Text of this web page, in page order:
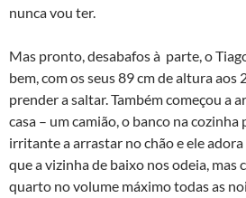
nunca vou ter.
Mas pronto, desabafos à parte, o
bem, com os seus 89 cm de altura aos
prender a saltar. Também começou a
casa – um camião, o banco na
irritante a arrastar no chão e ele
que a vizinha de baixo nos odeia, mas
quarto no volume máximo todas as